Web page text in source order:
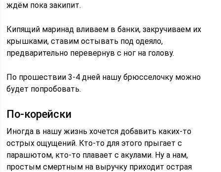
ждём пока закипит.
Кипящий маринад вливаем в банки, закручиваем их
крышками, ставим остывать под одеяло,
предварительно перевернув с ног на голову.
По прошествии 3-4 дней нашу брюсселочку можно
будет попробовать.
По-корейски
Иногда в нашу жизнь хочется добавить каких-то
острых ощущений. Кто-то для этого прыгает с
парашютом, кто-то плавает с акулами. Ну а нам,
простым смертным на выручку приходит острая